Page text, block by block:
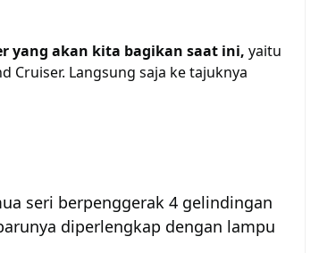
yang akan kita bagikan saat ini, yaitu
Cruiser. Langsung saja ke tajuknya
seri berpenggerak 4 gelindingan
diperlengkap dengan lampu